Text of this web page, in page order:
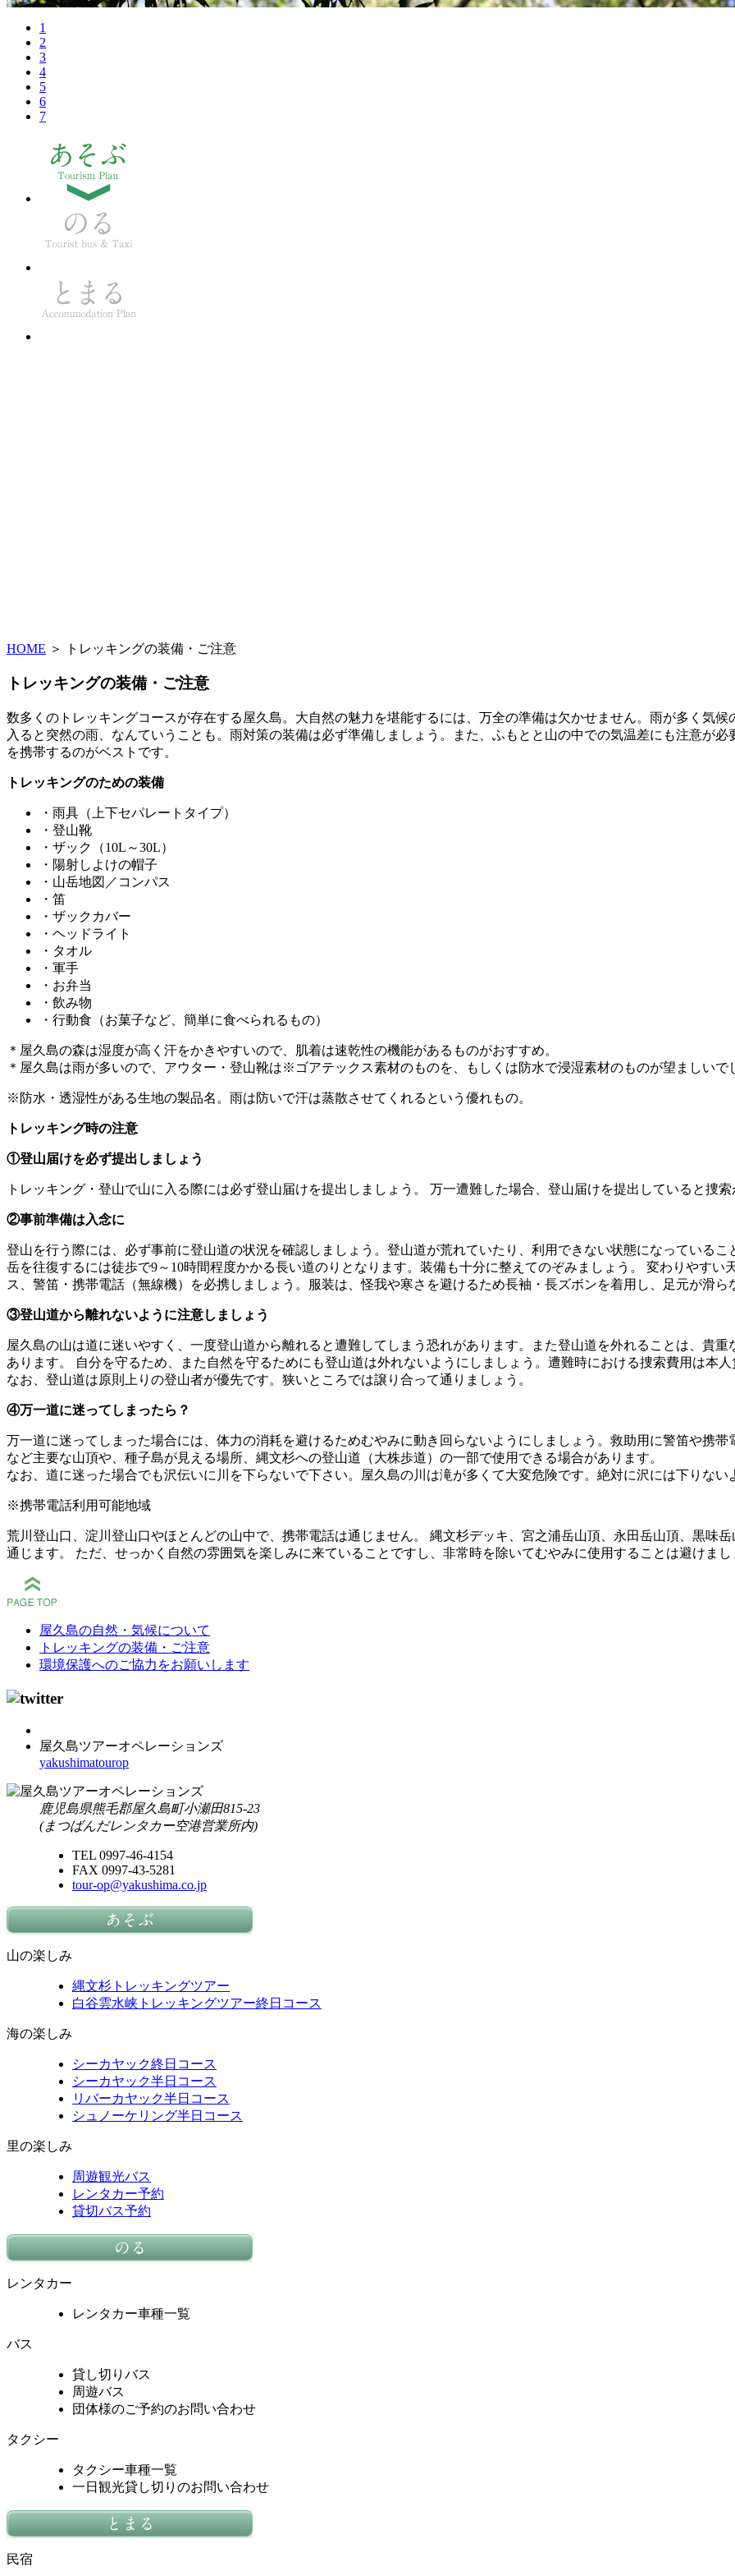
1
2
3
4
5
6
7
HOME ＞ トレッキングの装備・ご注意
トレッキングの装備・ご注意
数多くのトレッキングコースが存在する屋久島。大自然の魅力を堪能するには、万全の準備は欠かせません。雨が多く気
入ると突然の雨、なんていうことも。雨対策の装備は必ず準備しましょう。また、ふもとと山の中での気温差にも注意が
を携帯するのがベストです。
トレッキングのための装備
・雨具（上下セパレートタイプ）
・登山靴
・ザック（10L～30L）
・陽射しよけの帽子
・山岳地図／コンパス
・笛
・ザックカバー
・ヘッドライト
・タオル
・軍手
・お弁当
・飲み物
・行動食（お菓子など、簡単に食べられるもの）
＊屋久島の森は湿度が高く汗をかきやすいので、肌着は速乾性の機能があるものがおすすめ。
＊屋久島は雨が多いので、アウター・登山靴は※ ゴアテックス素材のものを、もしくは防水で浸湿素材のものが望ましいで
※防水・透湿性がある生地の製品名。雨は防いで汗は蒸散させてくれるという優れもの。
トレッキング時の注意
①登山届けを必ず提出しましょう
トレッキング・登山で山に入る際には必ず登山届けを提出しましょう。 万一遭難した場合、登山届けを提出していると捜
②事前準備は入念に
登山を行う際には、必ず事前に登山道の状況を確認しましょう。登山道が荒れていたり、利用できない状態になっている
岳を往復するには徒歩で9～10時間程度かかる長い道のりとなります。装備も十分に整えてのぞみましょう。 変わりやす
ス、警笛・携帯電話（無線機）を必携しましょう。服装は、怪我や寒さを避けるため長袖・長ズボンを着用し、足元が滑
③登山道から離れないように注意しましょう
屋久島の山は道に迷いやすく、一度登山道から離れると遭難してしまう恐れがあります。また登山道を外れることは、貴
あります。 自分を守るため、また自然を守るためにも登山道は外れないようにしましょう。遭難時における捜索費用は本
なお、登山道は原則上りの登山者が優先です。狭いところでは譲り合って通りましょう。
④万一道に迷ってしまったら？
万一道に迷ってしまった場合には、体力の消耗を避けるためむやみに動き回らないようにしましょう。救助用に警笛や携
など主要な山頂や、種子島が見える場所、縄文杉への登山道（大株歩道）の一部で使用できる場合があります。
なお、道に迷った場合でも沢伝いに川を下らないで下さい。屋久島の川は滝が多くて大変危険です。絶対に沢には下りない
※携帯電話利用可能地域
荒川登山口、淀川登山口やほとんどの山中で、携帯電話は通じません。 縄文杉デッキ、宮之浦岳山頂、永田岳山頂、黒味
通じます。 ただ、せっかく自然の雰囲気を楽しみに来ていることですし、非常時を除いてむやみに使用することは避けまし
屋久島の自然・気候について
トレッキングの装備・ご注意
環境保護へのご協力をお願いします
屋久島ツアーオペレーションズ
yakushimatourop
鹿児島県熊毛郡屋久島町小瀬田815-23
(まつばんだレンタカー空港営業所内)
TEL 0997-46-4154
FAX 0997-43-5281
tour-op@yakushima.co.jp
山の楽しみ
縄文杉トレッキングツアー
白谷雲水峡トレッキングツアー終日コース
海の楽しみ
シーカヤック終日コース
シーカヤック半日コース
リバーカヤック半日コース
シュノーケリング半日コース
里の楽しみ
周遊観光バス
レンタカー予約
貸切バス予約
レンタカー
レンタカー車種一覧
バス
貸し切りバス
周遊バス
団体様のご予約のお問い合わせ
タクシー
タクシー車種一覧
一日観光貸し切りのお問い合わせ
民宿